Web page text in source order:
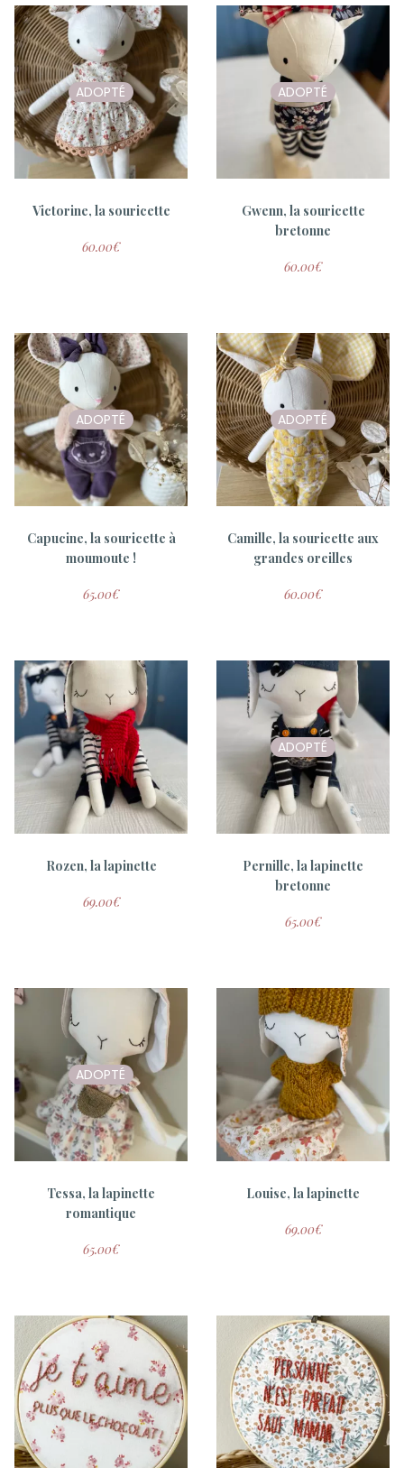
ADOPTÉ
Victorine, la souricette
60.00€
ADOPTÉ
Gwenn, la souricette
bretonne
60.00€
ADOPTÉ
Capucine, la souricette à
moumoute !
65.00€
ADOPTÉ
Camille, la souricette aux
grandes oreilles
60.00€
Rozen, la lapinette
69.00€
ADOPTÉ
Pernille, la lapinette
bretonne
65.00€
ADOPTÉ
Tessa, la lapinette
romantique
65.00€
Louise, la lapinette
69.00€